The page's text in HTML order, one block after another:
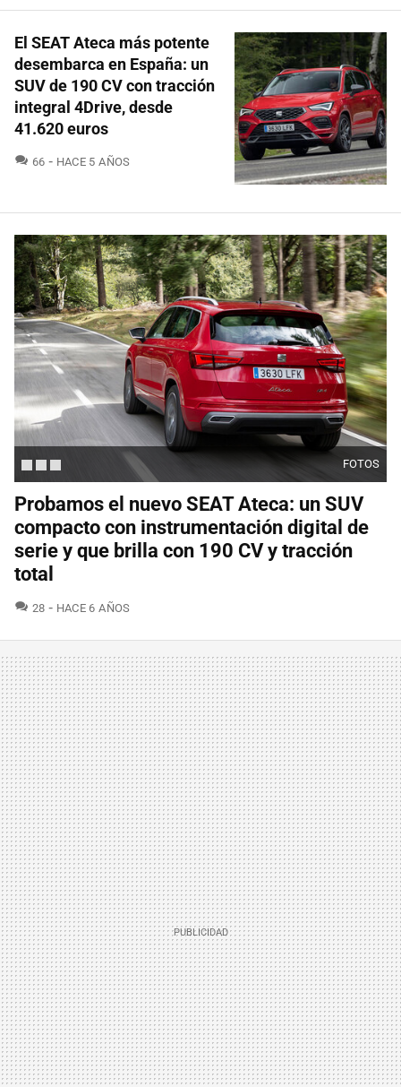
El SEAT Ateca más potente
desembarca en España: un
SUV de 190 CV con tracción
integral 4Drive, desde
41.620 euros
66 COMENTARIOS
HACE 5 AÑOS
FOTOS
Probamos el nuevo SEAT Ateca: un SUV
compacto con instrumentación digital de
serie y que brilla con 190 CV y tracción
total
28 COMENTARIOS
HACE 6 AÑOS